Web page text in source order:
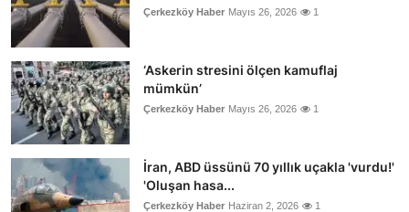
Çerkezköy Haber Mayıs 26, 2026 1
‘Askerin stresini ölçen kamuflaj
mümkün’
Çerkezköy Haber Mayıs 26, 2026 1
İran, ABD üssünü 70 yıllık uçakla 'vurdu!'
'Oluşan hasa...
Çerkezköy Haber Haziran 2, 2026 1